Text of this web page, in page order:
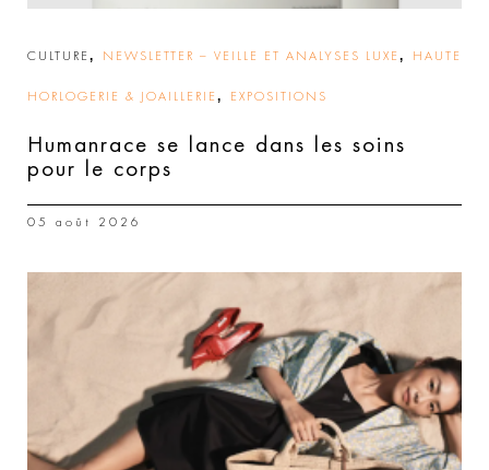
CULTURE , NEWSLETTER – VEILLE ET ANALYSES LUXE , HAUTE
HORLOGERIE & JOAILLERIE , EXPOSITIONS
Humanrace se lance dans les soins
pour le corps
05 août 2026